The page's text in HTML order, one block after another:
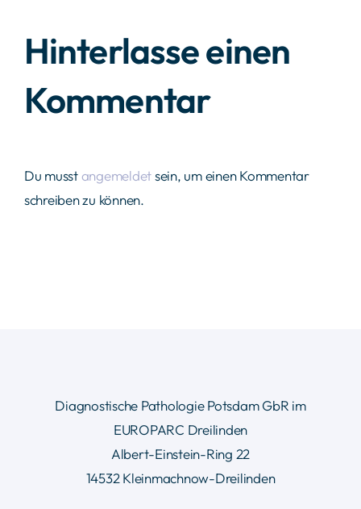
Hinterlasse einen
Kommentar
Du musst angemeldetsein, um einen Kommentar
schreiben zu können.
Diagnostische Pathologie Potsdam GbR im
EUROPARC Dreilinden
Albert-Einstein-Ring 22
14532 Kleinmachnow-Dreilinden